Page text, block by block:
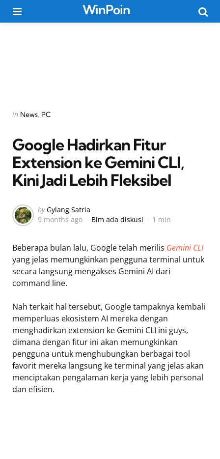
WinPoin
Categories
Posted
in News PC
Google Hadirkan Fitur
Extension ke Gemini CLI,
Kini Jadi Lebih Fleksibel
Posted
by
by Gylang Satria
9 months ago
Blm ada diskusi 1 min
Beberapa bulan lalu, Google telah merilis Gemini CLI
yang jelas memungkinkan pengguna terminal untuk
secara langsung mengakses Gemini AI dari
command line.
Nah terkait hal tersebut, Google tampaknya kembali
memperluas ekosistem AI mereka dengan
menghadirkan extension ke Gemini CLI ini guys,
dimana dengan fitur ini akan memungkinkan
pengguna untuk menghubungkan berbagai tool
favorit mereka langsung ke terminal yang jelas akan
menciptakan pengalaman kerja yang lebih personal
dan efisien.